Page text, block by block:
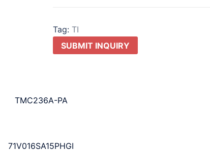
Tag: TI
SUBMIT INQUIRY
TMC236A-PA
71V016SA15PHGI